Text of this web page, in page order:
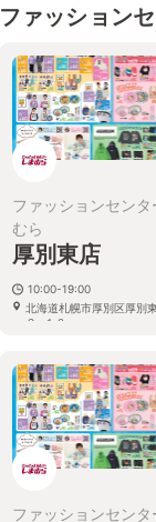
ファッション
ファッションセンタ
むら
厚別東店
10:00-19:00
北海道札幌市厚別区厚別
２−１０
ファッションセンタ